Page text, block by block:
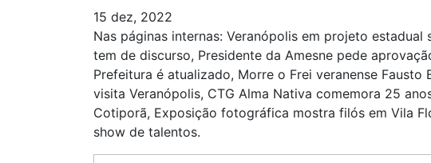
15 dez, 2022
Nas páginas internas: Veranópolis em projeto
tem de discurso, Presidente da Amesne pede
Prefeitura é atualizado, Morre o Frei veranense Fausto
visita Veranópolis, CTG Alma Nativa comemora 25
Cotiporã, Exposição fotográfica mostra filós em Vila
show de talentos.